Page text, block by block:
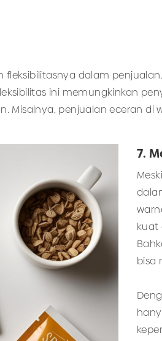
dalam
ini memungkinkan
Misalnya, penjualan eceran
7.
kuat
bisa